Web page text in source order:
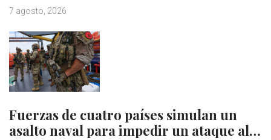
7 agosto, 2026
Fuerzas de cuatro países simulan un
asalto naval para impedir un ataque al…